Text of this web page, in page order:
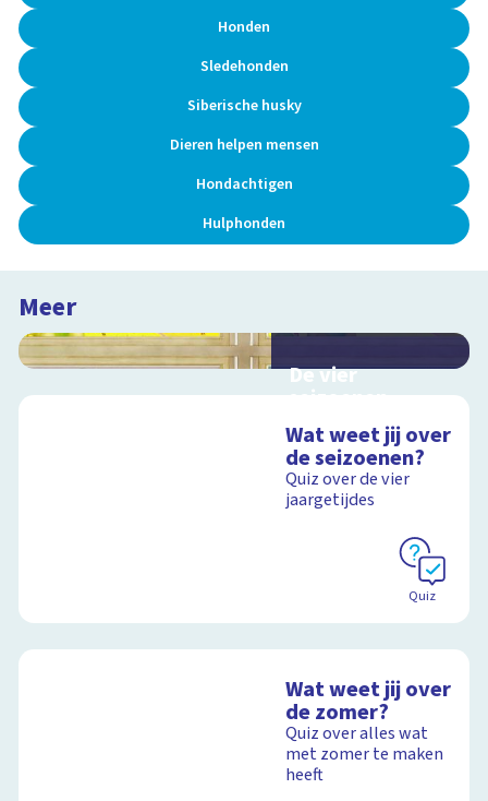
Honden
Sledehonden
Siberische husky
Dieren helpen mensen
Hondachtigen
Hulphonden
Meer
De vier
seizoenen
schoolplaat over de
seizoenen
Schoolplaat
Wat weet jij over
de seizoenen?
Quiz over de vier
jaargetijdes
Quiz
Wat weet jij over
de zomer?
Quiz over alles wat
met zomer te maken
heeft